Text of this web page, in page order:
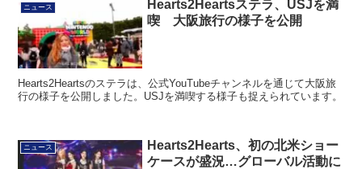
ニュース
Hearts2Heartsステラ、USJを満
Hearts2Heartsのステラは、公式YouTubeチャンネルを通じて大阪旅
ニュース
Hearts2Hearts、初の北米ショー